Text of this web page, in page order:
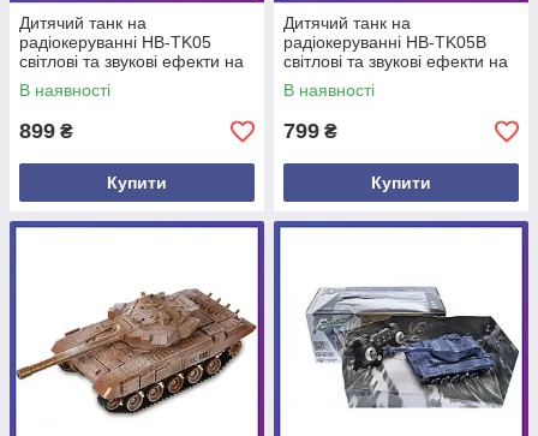
Дитячий танк на
радіокеруванні HB-TK05
світлові та звукові ефекти на
акумуляторі 28 см
В наявності
899 ₴
Купити
Дитячий танк на
радіокеруванні HB-TK05B
світлові та звукові ефекти на
батарейках 28 см
В наявності
799 ₴
Купити